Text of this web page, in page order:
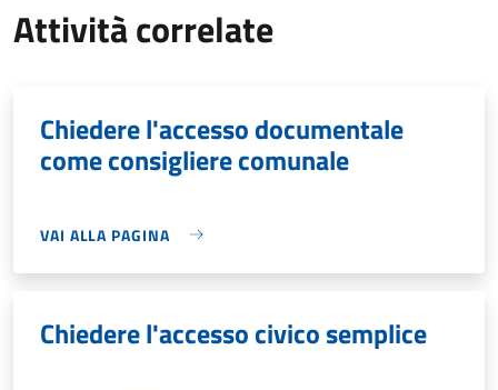
Attività correlate
Chiedere l'accesso documentale
come consigliere comunale
VAI ALLA PAGINA
Chiedere l'accesso civico semplice